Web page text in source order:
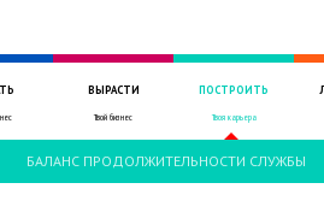
ВЫРАСТИ
Твой бизнес
ПОСТРОИТЬ
Твоя карьера
БАЛАНС ПРОДОЛЖИТЕЛЬНОСТИ СЛУЖБЫ